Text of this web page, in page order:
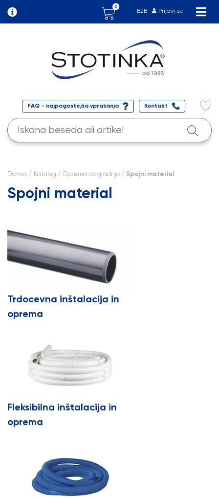
B2B Prijavi se
0
FAQ - najpogostejša vprašanja Kontakt
Domov / Katalog / Oprema za gradnjo / Spojni material
Spojni material
Trdocevna inštalacija in
oprema
Fleksibilna inštalacija in
oprema